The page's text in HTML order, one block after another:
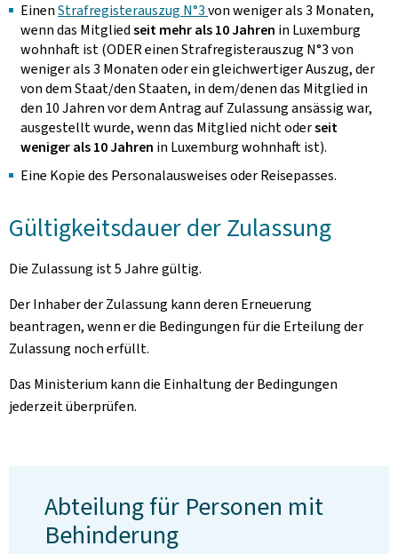
EinenStrafregisterauszug N°3von weniger als 3 Monaten,
wenn das Mitgliedseit mehr als 10 Jahren in Luxemburg
wohnhaft ist (ODER einen Strafregisterauszug N°3 von
weniger als 3 Monaten oder ein gleichwertiger Auszug, der
von dem Staat/den Staaten, in dem/denen das Mitglied in
den 10 Jahren vor dem Antrag auf Zulassung ansässig war,
ausgestellt wurde, wenn das Mitglied nicht oderseit
weniger als 10 Jahren in Luxemburg wohnhaft ist).
Eine Kopie des Personalausweises oder Reisepasses.
Gültigkeitsdauer der Zulassung
Die Zulassung ist 5 Jahre gültig.
Der Inhaber der Zulassung kann deren Erneuerung
beantragen, wenn er die Bedingungen für die Erteilung der
Zulassung noch erfüllt.
Das Ministerium kann die Einhaltung der Bedingungen
jederzeit überprüfen.
Abteilung für Personen mit
Behinderung